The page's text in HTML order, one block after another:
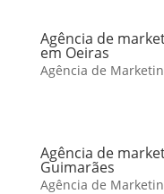
Agência de
em Oeiras
Agência de
Agência de
Guimarães
Agência de